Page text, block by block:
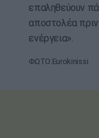
επαληθεύουν
αποστολέα
ενέργεια».
ΦΩΤΟ:Eurokinissi